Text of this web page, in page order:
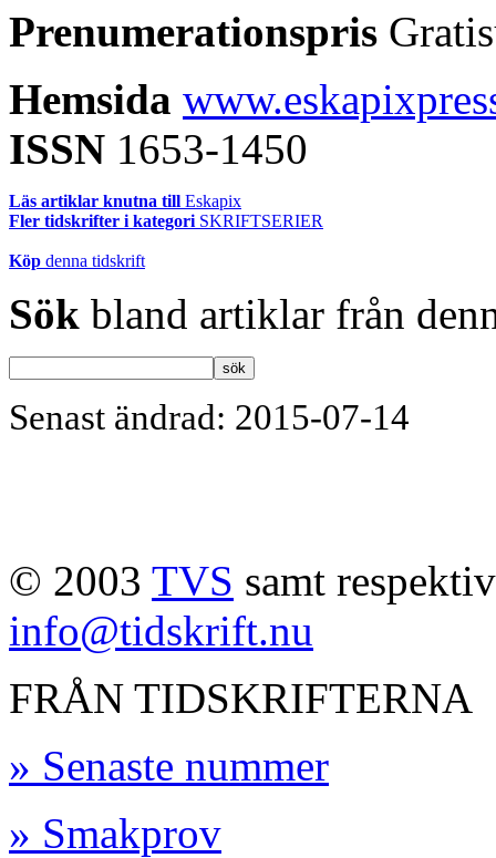
Prenumerationspris
Hemsida
ISSN 1653-1450
Läs artiklar knutna till Eskapix
Fler tidskrifter i kategori SKRIFTSERIER
Köp denna tidskrift
Sök bland artiklar från
Senast ändrad: 2015-07-14
© 2003 TVS samt
info@tidskrift.nu
FRÅN TIDSKRIFTERNA
» Senaste nummer
» Smakprov